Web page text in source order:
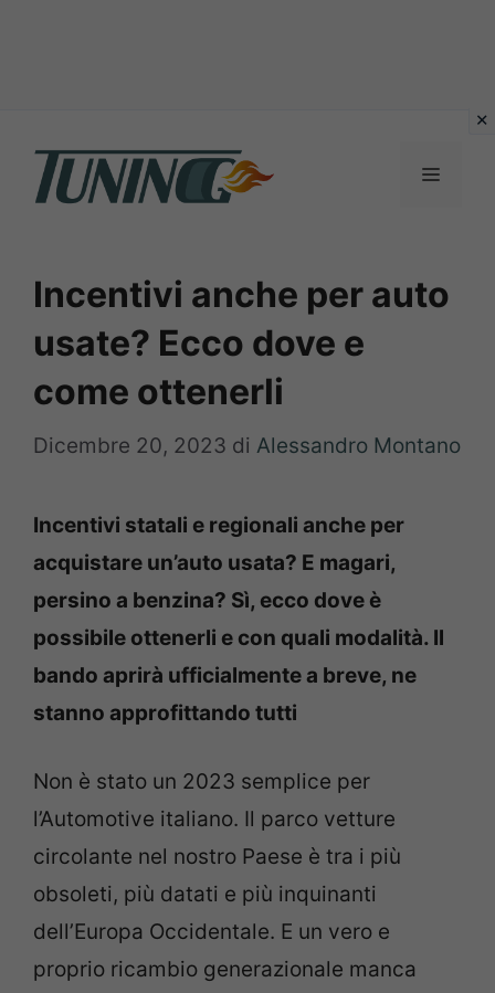
contenuto
Menu
Incentivi anche per auto
usate? Ecco dove e
come ottenerli
Dicembre 20, 2023 di Alessandro Montano
Incentivi statali e regionali anche per
acquistare un’auto usata? E magari,
persino a benzina? Sì, ecco dove è
possibile ottenerli e con quali modalità. Il
bando aprirà ufficialmente a breve, ne
stanno approfittando tutti
Non è stato un 2023 semplice per
l’Automotive italiano. Il parco vetture
circolante nel nostro Paese è tra i più
obsoleti, più datati e più inquinanti
dell’Europa Occidentale. E un vero e
proprio ricambio generazionale manca